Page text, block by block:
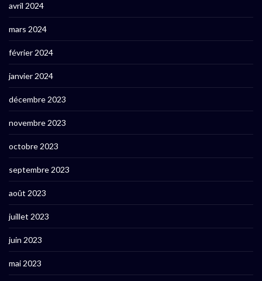
avril 2024
mars 2024
février 2024
janvier 2024
décembre 2023
novembre 2023
octobre 2023
septembre 2023
août 2023
juillet 2023
juin 2023
mai 2023